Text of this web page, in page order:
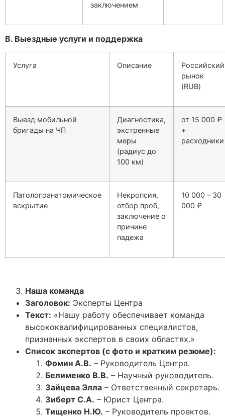
заключением
В. Выездные услуги и поддержка
Услуга Описание
Российский
рынок
(RUB)
Выезд мобильной
бригады на ЧП
Диагностика,
экстренные
меры
(радиус до
100 км)
от 15 000 ₽
+
расходники
Патологоанатомическое
вскрытие
Некропсия,
отбор проб,
заключение о
причине
падежа
10 000 – 30
000 ₽
Наша команда
Заголовок: Эксперты Центра
Текст: «Нашу работу обеспечивает команда
высококвалифицированных специалистов,
признанных экспертов в своих областях.»
Список экспертов (с фото и кратким резюме):
Фомин А.В. – Руководитель Центра.
Белименко В.В. – Научный руководитель.
Зайцева Элла – Ответственный секретарь.
Зиберт С.А. – Юрист Центра.
Тищенко Н.Ю. – Руководитель проектов.